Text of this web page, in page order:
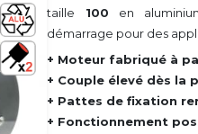
taille 100 en
démarrage pour des
+ Moteur fabriqué à
+ Couple élevé dès la
+ Pattes de fixation
+ Fonctionnement